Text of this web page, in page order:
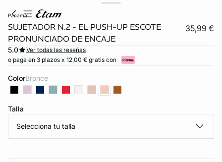
panama
SUJETADOR N.2 - EL PUSH-UP ESCOTE
PRONUNCIADO DE ENCAJE
35,99 €
5.0
Ver todas las reseñas
o paga en 3 plazos x 12,00 € gratis con
Color bronce
Talla
Selecciona tu talla